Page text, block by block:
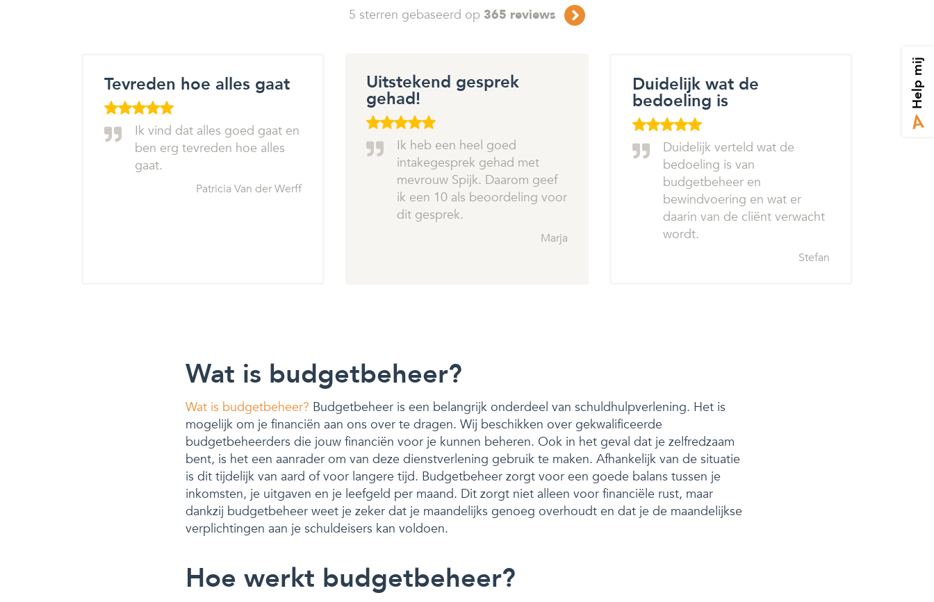
Help mij
5 sterren gebaseerd op 365 reviews
Tevreden hoe alles gaat
Ik vind dat alles goed gaat en
ben erg tevreden hoe alles
gaat.
Patricia Van der Werff
Uitstekend gesprek
gehad!
Ik heb een heel goed
intakegesprek gehad met
mevrouw Spijk. Daarom geef
ik een 10 als beoordeling voor
dit gesprek.
Marja
Duidelijk wat de
bedoeling is
Duidelijk verteld wat de
bedoeling is van
budgetbeheer en
bewindvoering en wat er
daarin van de cliënt verwacht
wordt.
Stefan
Wat is budgetbeheer?
Wat is budgetbeheer? Budgetbeheer is een belangrijk onderdeel van schuldhulpverlening. Het is
mogelijk om je financiën aan ons over te dragen. Wij beschikken over gekwalificeerde
budgetbeheerders die jouw financiën voor je kunnen beheren. Ook in het geval dat je zelfredzaam
bent, is het een aanrader om van deze dienstverlening gebruik te maken. Afhankelijk van de situatie
is dit tijdelijk van aard of voor langere tijd. Budgetbeheer zorgt voor een goede balans tussen je
inkomsten, je uitgaven en je leefgeld per maand. Dit zorgt niet alleen voor financiële rust, maar
dankzij budgetbeheer weet je zeker dat je maandelijks genoeg overhoudt en dat je de maandelijkse
verplichtingen aan je schuldeisers kan voldoen.
Hoe werkt budgetbeheer?